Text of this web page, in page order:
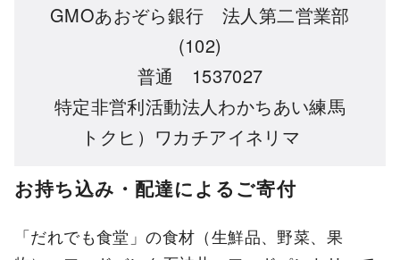
GMOあおぞら銀行 法人第二営業部
(102)
普通 1537027
特定非営利活動法人わかちあい練馬
トクヒ）ワカチアイネリマ
お持ち込み・配達によるご寄付
「だれでも食堂」の食材（生鮮品、野菜、果